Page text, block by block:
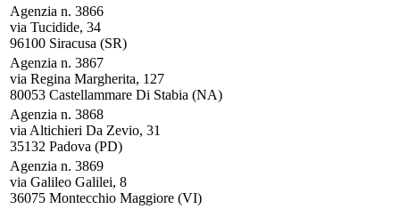
Agenzia n. 3866
via Tucidide, 34
96100 Siracusa (SR)
Agenzia n. 3867
via Regina Margherita, 127
80053 Castellammare Di Stabia (NA)
Agenzia n. 3868
via Altichieri Da Zevio, 31
35132 Padova (PD)
Agenzia n. 3869
via Galileo Galilei, 8
36075 Montecchio Maggiore (VI)